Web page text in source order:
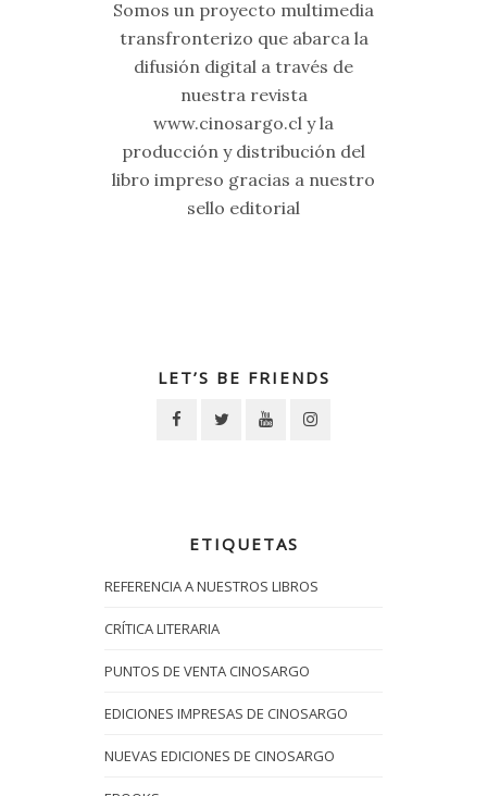
Somos un proyecto multimedia
transfronterizo que abarca la
difusión digital a través de
nuestra revista
www.cinosargo.cl y la
producción y distribución del
libro impreso gracias a nuestro
sello editorial
LET’S BE FRIENDS
ETIQUETAS
REFERENCIA A NUESTROS LIBROS
CRÍTICA LITERARIA
PUNTOS DE VENTA CINOSARGO
EDICIONES IMPRESAS DE CINOSARGO
NUEVAS EDICIONES DE CINOSARGO